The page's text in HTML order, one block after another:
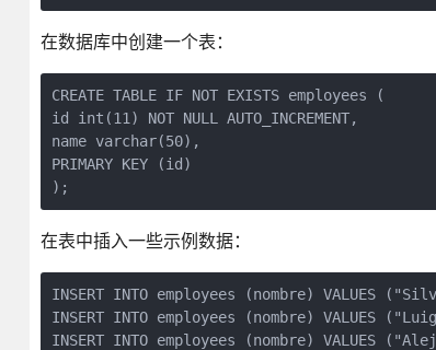
在数据库中创建一个表：
CREATE TABLE IF NOT EXISTS employees (
id int(11) NOT NULL AUTO_INCREMENT,
name varchar(50),
PRIMARY KEY (id)
);
在表中插入一些示例数据：
INSERT INTO employees (nombre) VALUES
INSERT INTO employees (nombre) VALUES
INSERT INTO employees (nombre) VALUES